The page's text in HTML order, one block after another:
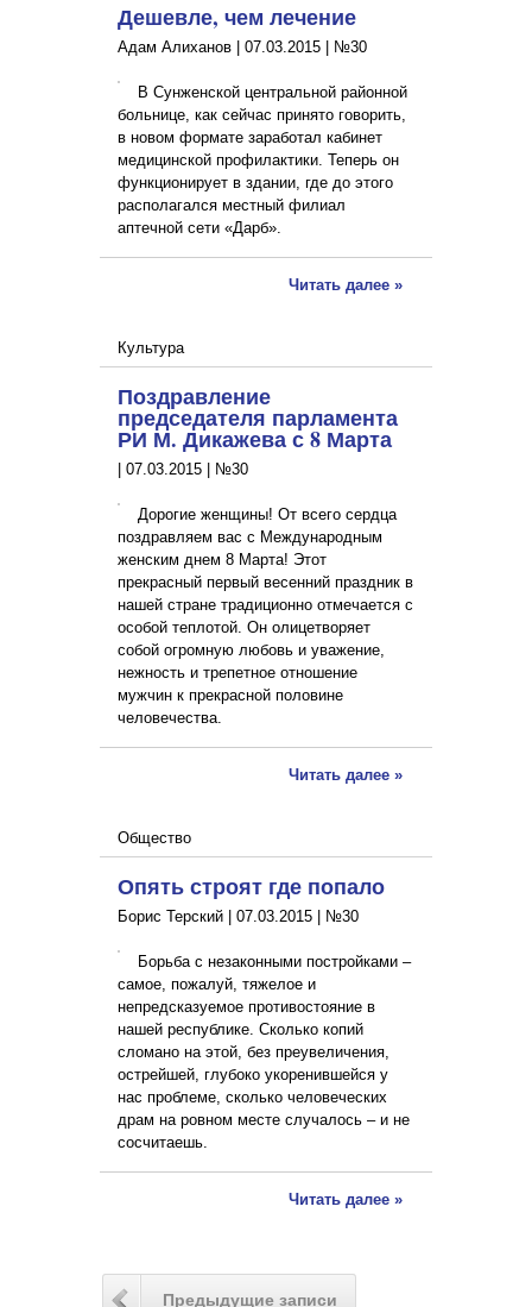
Дешевле, чем лечение
Адам Алиханов | 07.03.2015 №30
В Сунженской центральной районной
больнице, как сейчас принято говорить,
в новом формате заработал кабинет
медицинской профилактики. Теперь он
функционирует в здании, где до этого
располагался местный филиал
аптечной сети «Дарб».
Читать далее »
Культура
Поздравление
председателя парламента
РИ М. Дикажева с 8 Марта
07.03.2015 №30
Дорогие женщины! От всего сердца
поздравляем вас с Международным
женским днем 8 Марта! Этот
прекрасный первый весенний праздник в
нашей стране традиционно отмечается с
особой теплотой. Он олицетворяет
собой огромную любовь и уважение,
нежность и трепетное отношение
мужчин к прекрасной половине
человечества.
Читать далее »
Общество
Опять строят где попало
Борис Терский | 07.03.2015 №30
Борьба с незаконными постройками –
самое, пожалуй, тяжелое и
непредсказуемое противостояние в
нашей республике. Сколько копий
сломано на этой, без преувеличения,
острейшей, глубоко укоренившейся у
нас проблеме, сколько человеческих
драм на ровном месте случалось – и не
сосчитаешь.
Читать далее »
Предыдущие записи